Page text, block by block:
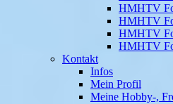
HMHTV
HMHTV
HMHTV
HMHTV
Kontakt
Infos
Mein Profil
Meine Hobby-,